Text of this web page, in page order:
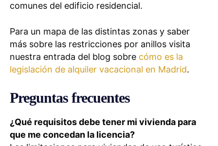
comunes del edificio residencial.
Para un mapa de las distintas zonas y saber
más sobre las restricciones por anillos visita
nuestra entrada del blog sobre cómo es la
legislación de alquiler vacacional en Madrid.
Preguntas frecuentes
¿Qué requisitos debe tener mi vivienda para
que me concedan la licencia?